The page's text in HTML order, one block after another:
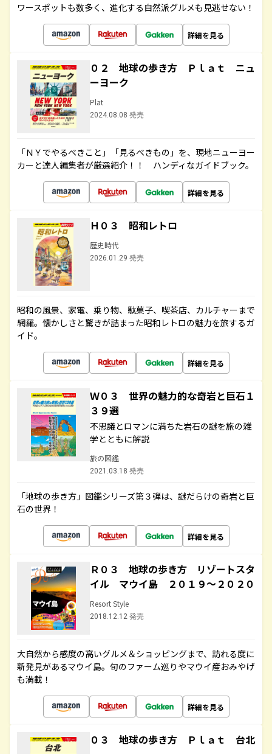
ワースポットも数多く、進化する自然派グルメも見逃せない！
詳細を見る
０２ 地球の歩き方 Ｐｌａｔ ニュ
ーヨーク
Plat
2024.08.08 発売
「ＮＹでやるべきこと」「見るべきもの」を、現地ニューヨー
カーと達人編集者が厳選紹介！！ ハンディなガイドブック。
詳細を見る
Ｈ０３ 昭和レトロ
歴史時代
2026.01.29 発売
昭和の風景、家電、乗り物、駄菓子、喫茶店、カルチャーまで
網羅。懐かしさと驚きが詰まった昭和レトロの魅力を旅するガ
イド。
詳細を見る
Ｗ０３ 世界の魅力的な奇岩と巨石１
３９選
不思議とロマンに満ちた岩石の謎を旅の雑
学とともに解説
旅の図鑑
2021.03.18 発売
「地球の歩き方」図鑑シリーズ第３弾は、謎だらけの奇岩と巨
石の世界！
詳細を見る
Ｒ０３ 地球の歩き方 リゾートスタ
イル マウイ島 ２０１９～２０２０
Resort Style
2018.12.12 発売
大自然から感度の高いグルメ＆ショッピングまで、訪れる度に
新発見があるマウイ島。旬のファーム巡りやマウイ産おみやげ
も満載！
詳細を見る
０３ 地球の歩き方 Ｐｌａｔ 台北